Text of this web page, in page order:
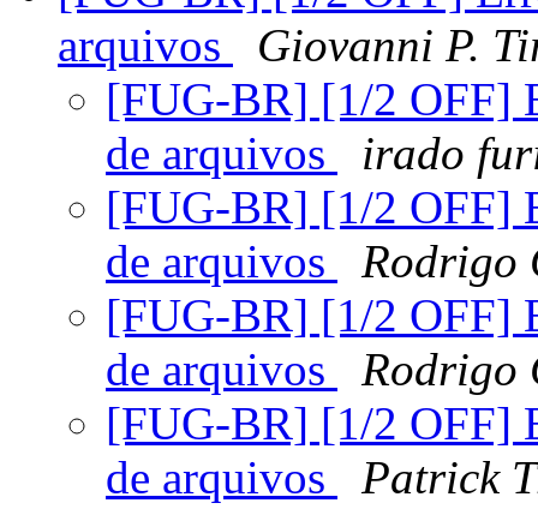
arquivos
Giovanni P.
[FUG-BR] [1/2 OFF]
de arquivos
irado
[FUG-BR] [1/2 OFF]
de arquivos
Rodrigo
[FUG-BR] [1/2 OFF]
de arquivos
Rodrigo
[FUG-BR] [1/2 OFF]
de arquivos
Patrick